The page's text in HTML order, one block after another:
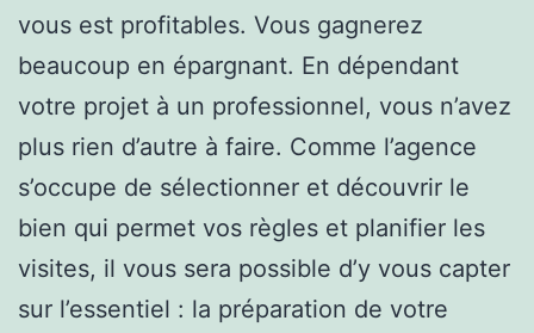
vous est profitables. Vous gagnerez
beaucoup en épargnant. En dépendant
votre projet à un professionnel, vous n’avez
plus rien d’autre à faire. Comme l’agence
s’occupe de sélectionner et découvrir le
bien qui permet vos règles et planifier les
visites, il vous sera possible d’y vous capter
sur l’essentiel : la préparation de votre